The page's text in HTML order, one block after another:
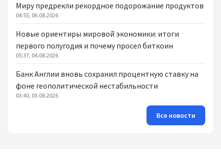
Миру предрекли рекордное подорожание продуктов
04:55, 06.08.2026
Новые ориентиры мировой экономики: итоги
первого полугодия и почему просел биткоин
05:37, 04.08.2026
Банк Англии вновь сохранил процентную ставку на
фоне геополитической нестабильности
03:40, 03.08.2026
Все новости